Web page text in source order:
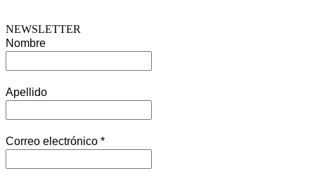
NEWSLETTER
Nombre
Apellido
Correo electrónico *